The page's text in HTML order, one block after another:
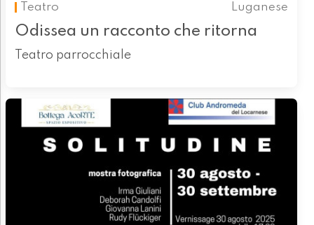
Teatro
Luganese
Odissea un racconto che ritorna
Teatro parrocchiale